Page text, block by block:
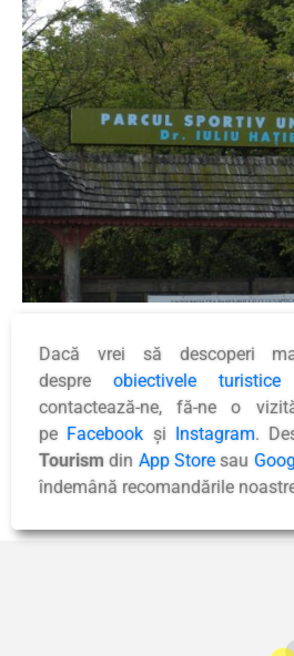
Dacă vrei să descoperi
despre obiectivele
contactează-ne, fă-ne o
pe Facebook și Instagram.
Tourism din App Storesau
îndemână recomandările